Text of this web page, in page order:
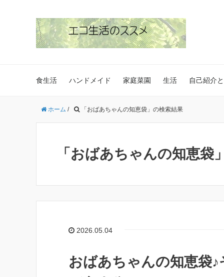
食生活 ハンドメイド 家庭菜園 生活 自己紹介
ホーム / 「おばあちゃんの知恵袋」の検索結果
「おばあちゃんの知恵袋
2026.05.04
おばあちゃんの知恵袋